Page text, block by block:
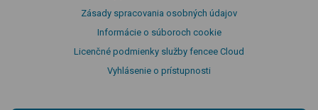
Zásady spracovania osobných údajov
Informácie o súboroch cookie
Licenčné podmienky služby fencee Cloud
Vyhlásenie o prístupnosti